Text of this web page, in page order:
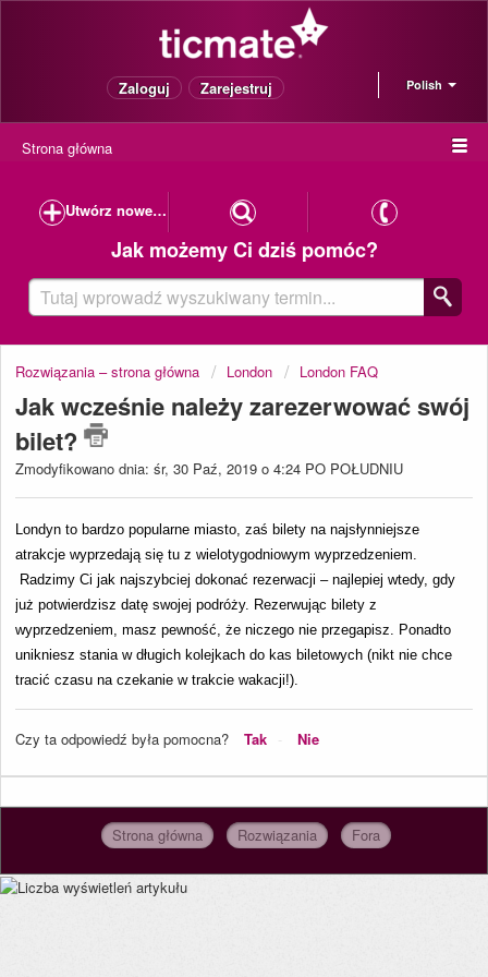
Polish
Zaloguj Zarejestruj
Strona główna
Utwórz nowe zapytanie
Jak możemy Ci dziś pomóc?
Rozwiązania – strona główna London London FAQ
Jak wcześnie należy zarezerwować swój
bilet?
Zmodyfikowano dnia: śr, 30 Paź, 2019 o 4:24 PO POŁUDNIU
Londyn to bardzo popularne miasto, zaś bilety na najsłynniejsze
atrakcje wyprzedają się tu z wielotygodniowym wyprzedzeniem.
Radzimy Ci jak najszybciej dokonać rezerwacji – najlepiej wtedy, gdy
już potwierdzisz datę swojej podróży. Rezerwując bilety z
wyprzedzeniem, masz pewność, że niczego nie przegapisz. Ponadto
unikniesz stania w długich kolejkach do kas biletowych (nikt nie chce
tracić czasu na czekanie w trakcie wakacji!).
Czy ta odpowiedź była pomocna? Tak Nie
Strona główna Rozwiązania Fora